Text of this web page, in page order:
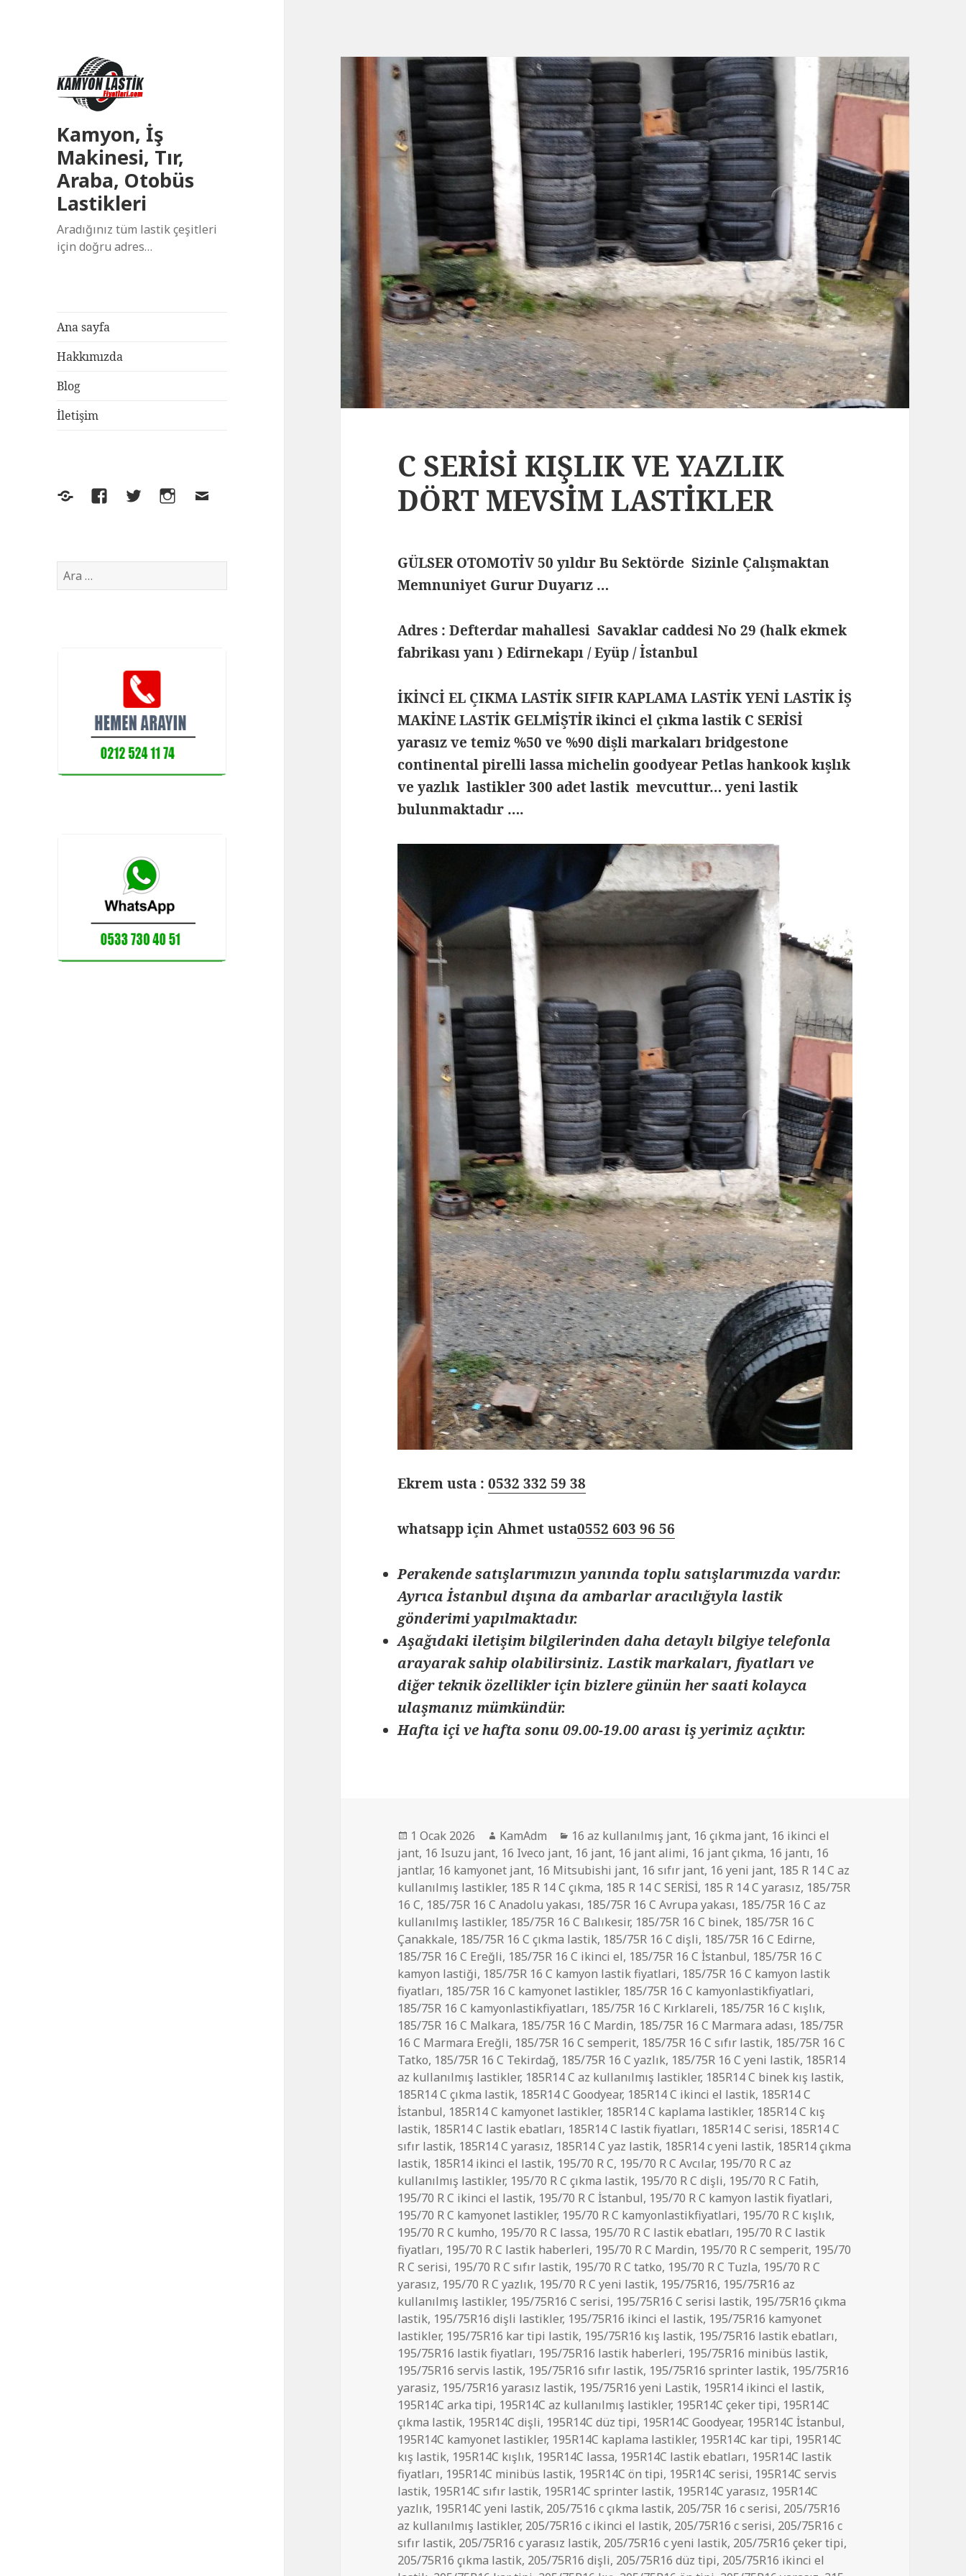
Kamyon, İş
Makinesi, Tır,
Araba, Otobüs
Lastikleri
Aradığınız tüm lastik çeşitleri
için doğru adres…
Ana sayfa
Hakkımızda
Blog
İletişim
Yelp FacebookTwitterInstagram
E-
Arama:
C SERİSİ KIŞLIK VE YAZLIK
DÖRT MEVSİM LASTİKLER
GÜLSER OTOMOTİV 50 yıldır Bu Sektörde Sizinle Çalışmaktan
Memnuniyet Gurur Duyarız …
Adres : Defterdar mahallesi Savaklar caddesi No 29 (halk ekmek
fabrikası yanı ) Edirnekapı / Eyüp / İstanbul
İKİNCİ EL ÇIKMA LASTİK SIFIR KAPLAMA LASTİK YENİ LASTİK İŞ
MAKİNE LASTİK GELMİŞTİR ikinci el çıkma lastik C SERİSİ
yarasız ve temiz %50 ve %90 dişli markaları bridgestone
continental pirelli lassa michelin goodyear Petlas hankook kışlık
ve yazlık lastikler 300 adet lastik mevcuttur… yeni lastik
bulunmaktadır ….
Ekrem usta :0532 332 59 38
whatsapp için Ahmet usta0552 603 96 56
Perakende satışlarımızın yanında toplu satışlarımızda vardır.
Ayrıca İstanbul dışına da ambarlar aracılığıyla lastik
gönderimi yapılmaktadır.
Aşağıdaki iletişim bilgilerinden daha detaylı bilgiye telefonla
arayarak sahip olabilirsiniz. Lastik markaları, fiyatları ve
diğer teknik özellikler için bizlere günün her saati kolayca
ulaşmanız mümkündür.
Hafta içi ve hafta sonu 09.00-19.00 arası iş yerimiz açıktır.
Yayın
tarihi
1 Ocak 2026 Yazar
KamAdm Kategoriler
16 az kullanılmış jant, 16 çıkma jant, 16 ikinci el
jant, 16 Isuzu jant, 16 Iveco jant, 16 jant, 16 jant alimi, 16 jant çıkma, 16 jantı, 16
jantlar, 16 kamyonet jant, 16 Mitsubishi jant, 16 sıfır jant, 16 yeni jant, 185 R 14 C az
kullanılmış lastikler, 185 R 14 C çıkma, 185 R 14 C SERİSİ, 185 R 14 C yarasız, 185/75R
16 C, 185/75R 16 C Anadolu yakası, 185/75R 16 C Avrupa yakası, 185/75R 16 C az
kullanılmış lastikler, 185/75R 16 C Balıkesir, 185/75R 16 C binek, 185/75R 16 C
Çanakkale, 185/75R 16 C çıkma lastik, 185/75R 16 C dişli, 185/75R 16 C Edirne,
185/75R 16 C Ereğli, 185/75R 16 C ikinci el, 185/75R 16 C İstanbul, 185/75R 16 C
kamyon lastiği, 185/75R 16 C kamyon lastik fiyatlari, 185/75R 16 C kamyon lastik
fiyatları, 185/75R 16 C kamyonet lastikler, 185/75R 16 C kamyonlastikfiyatlari,
185/75R 16 C kamyonlastikfiyatları, 185/75R 16 C Kırklareli, 185/75R 16 C kışlık,
185/75R 16 C Malkara, 185/75R 16 C Mardin, 185/75R 16 C Marmara adası, 185/75R
16 C Marmara Ereğli, 185/75R 16 C semperit, 185/75R 16 C sıfır lastik, 185/75R 16 C
Tatko, 185/75R 16 C Tekirdağ, 185/75R 16 C yazlık, 185/75R 16 C yeni lastik, 185R14
az kullanılmış lastikler, 185R14 C az kullanılmış lastikler, 185R14 C binek kış lastik,
185R14 C çıkma lastik, 185R14 C Goodyear, 185R14 C ikinci el lastik, 185R14 C
İstanbul, 185R14 C kamyonet lastikler, 185R14 C kaplama lastikler, 185R14 C kış
lastik, 185R14 C lastik ebatları, 185R14 C lastik fiyatları, 185R14 C serisi, 185R14 C
sıfır lastik, 185R14 C yarasız, 185R14 C yaz lastik, 185R14 c yeni lastik, 185R14 çıkma
lastik, 185R14 ikinci el lastik, 195/70 R C, 195/70 R C Avcılar, 195/70 R C az
kullanılmış lastikler, 195/70 R C çıkma lastik, 195/70 R C dişli, 195/70 R C Fatih,
195/70 R C ikinci el lastik, 195/70 R C İstanbul, 195/70 R C kamyon lastik fiyatlari,
195/70 R C kamyonet lastikler, 195/70 R C kamyonlastikfiyatlari, 195/70 R C kışlık,
195/70 R C kumho, 195/70 R C lassa, 195/70 R C lastik ebatları, 195/70 R C lastik
fiyatları, 195/70 R C lastik haberleri, 195/70 R C Mardin, 195/70 R C semperit, 195/70
R C serisi, 195/70 R C sıfır lastik, 195/70 R C tatko, 195/70 R C Tuzla, 195/70 R C
yarasız, 195/70 R C yazlık, 195/70 R C yeni lastik, 195/75R16, 195/75R16 az
kullanılmış lastikler, 195/75R16 C serisi, 195/75R16 C serisi lastik, 195/75R16 çıkma
lastik, 195/75R16 dişli lastikler, 195/75R16 ikinci el lastik, 195/75R16 kamyonet
lastikler, 195/75R16 kar tipi lastik, 195/75R16 kış lastik, 195/75R16 lastik ebatları,
195/75R16 lastik fiyatları, 195/75R16 lastik haberleri, 195/75R16 minibüs lastik,
195/75R16 servis lastik, 195/75R16 sıfır lastik, 195/75R16 sprinter lastik, 195/75R16
yarasiz, 195/75R16 yarasız lastik, 195/75R16 yeni Lastik, 195R14 ikinci el lastik,
195R14C arka tipi, 195R14C az kullanılmış lastikler, 195R14C çeker tipi, 195R14C
çıkma lastik, 195R14C dişli, 195R14C düz tipi, 195R14C Goodyear, 195R14C İstanbul,
195R14C kamyonet lastikler, 195R14C kaplama lastikler, 195R14C kar tipi, 195R14C
kış lastik, 195R14C kışlık, 195R14C lassa, 195R14C lastik ebatları, 195R14C lastik
fiyatları, 195R14C minibüs lastik, 195R14C ön tipi, 195R14C serisi, 195R14C servis
lastik, 195R14C sıfır lastik, 195R14C sprinter lastik, 195R14C yarasız, 195R14C
yazlık, 195R14C yeni lastik, 205/7516 c çıkma lastik, 205/75R 16 c serisi, 205/75R16
az kullanılmış lastikler, 205/75R16 c ikinci el lastik, 205/75R16 c serisi, 205/75R16 c
sıfır lastik, 205/75R16 c yarasız lastik, 205/75R16 c yeni lastik, 205/75R16 çeker tipi,
205/75R16 çıkma lastik, 205/75R16 dişli, 205/75R16 düz tipi, 205/75R16 ikinci el